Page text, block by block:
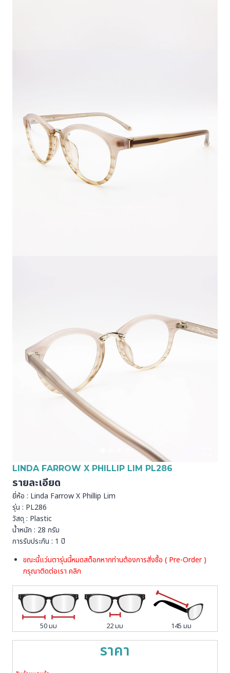
LINDA FARROW X PHILLIP LIM PL286
รายละเอียด
ยี่ห้อ : Linda Farrow X Phillip Lim
รุ่น : PL286
วัสดุ : Plastic
น้ำหนัก : 28 กรัม
การรับประกัน : 1 ปี
ขณะนี้แว่นตารุ่นนี้หมดสต็อกหากท่านต้องการสั่งชื้อ ( Pre-Order )
กรุณาติดต่อเรา คลิก
50 มม 22 มม 145 มม
ราคา